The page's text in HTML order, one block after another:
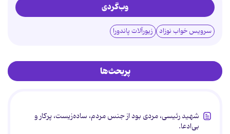
وب‌گردی
سرویس خواب نوزاد زیورآلات پاندورا
پربحث‌ها
شهید رئیسی، مردی بود از جنس مردم، ساده‌زیست، پرکار و
بی‌ادعا.